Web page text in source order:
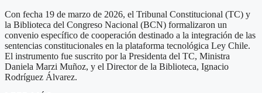
Con fecha 19 de marzo de 2026, el Tribunal Constitucional (TC) y
la Biblioteca del Congreso Nacional (BCN) formalizaron un
convenio específico de cooperación destinado a la integración de las
sentencias constitucionales en la plataforma tecnológica Ley Chile.
El instrumento fue suscrito por la Presidenta del TC, Ministra
Daniela Marzi Muñoz, y el Director de la Biblioteca, Ignacio
Rodríguez Álvarez.